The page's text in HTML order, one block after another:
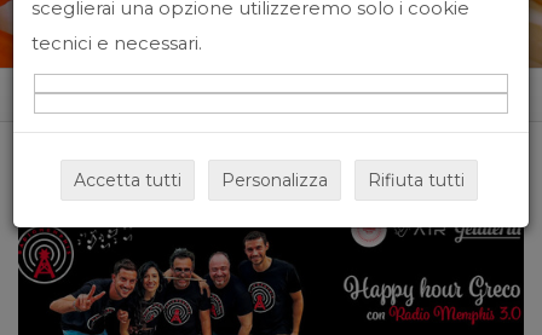
Home News&events
sceglierai una opzione utilizzeremo solo i cookie
tecnici e necessari.
Accetta tutti Personalizza Rifiuta tutti